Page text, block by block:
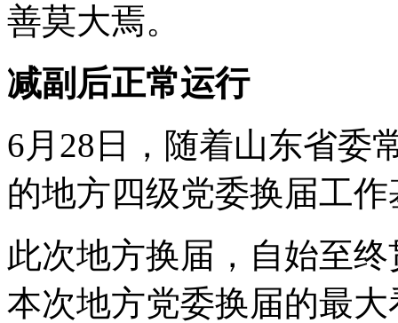
善莫大焉。
减副后正常运行
6月28日，随着山东省委
的地方四级党委换届工
此次地方换届，自始至
本次地方党委换届的最大